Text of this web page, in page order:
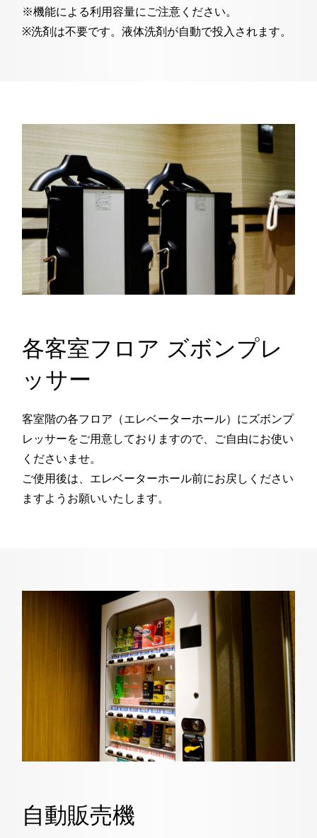
※機能による利用容量にご注意ください。
※洗剤は不要です。液体洗剤が自動で投入されます。
各客室フロア ズボンプレ
ッサー
客室階の各フロア（エレベーターホール）にズボンプ
レッサーをご用意しておりますので、ご自由にお使い
くださいませ。
ご使用後は、エレベーターホール前にお戻しください
ますようお願いいたします。
自動販売機